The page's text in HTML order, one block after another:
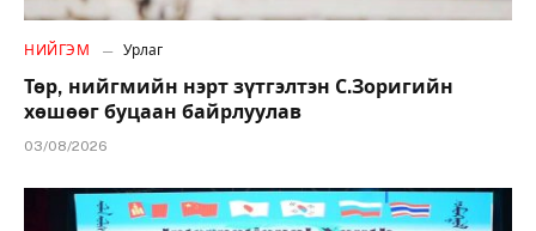
НИЙГЭМ Урлаг
Төр, нийгмийн нэрт зүтгэлтэн С.Зоригийн
хөшөөг буцаан байрлуулав
03/08/2026